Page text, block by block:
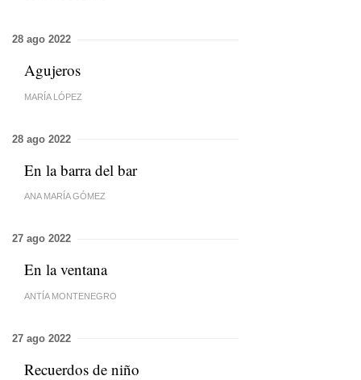
28 ago 2022
Agujeros
MARÍA LÓPEZ
28 ago 2022
En la barra del bar
ANA MARÍA GÓMEZ
27 ago 2022
En la ventana
ANTÍA MONTENEGRO
27 ago 2022
Recuerdos de niño